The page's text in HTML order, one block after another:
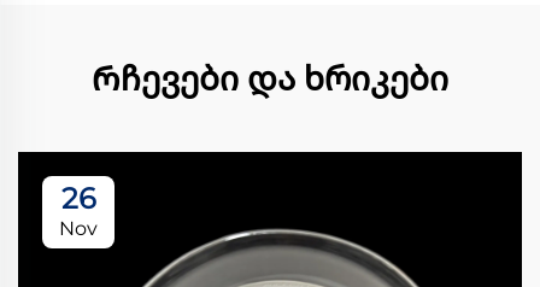
Რჩევები და ხრიკები
26
Nov